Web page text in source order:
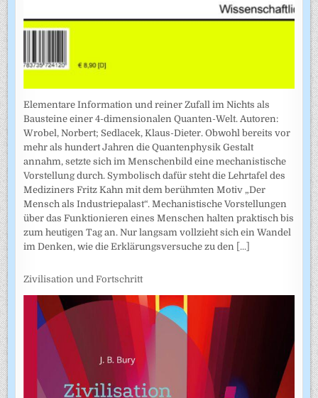
Elementare Information und reiner Zufall im Nichts als
Bausteine einer 4-dimensionalen Quanten-Welt. Autoren:
Wrobel, Norbert; Sedlacek, Klaus-Dieter. Obwohl bereits vor
mehr als hundert Jahren die Quantenphysik Gestalt
annahm, setzte sich im Menschenbild eine mechanistische
Vorstellung durch. Symbolisch dafür steht die Lehrtafel des
Mediziners Fritz Kahn mit dem berühmten Motiv „Der
Mensch als Industriepalast“. Mechanistische Vorstellungen
über das Funktionieren eines Menschen halten praktisch bis
zum heutigen Tag an. Nur langsam vollzieht sich ein Wandel
im Denken, wie die Erklärungsversuche zu den [...]
Zivilisation und Fortschritt